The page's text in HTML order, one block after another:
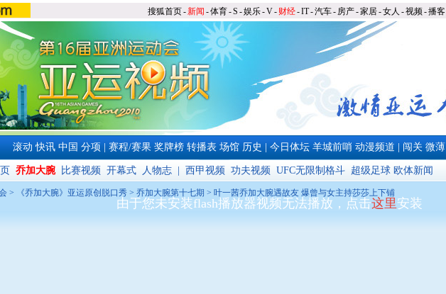
搜狐首页-新闻 -体育-S -娱乐-V- 财经-IT-汽车- 房产-家居-女人 -视频-播客
滚动 快讯 中国 分项 赛程/赛果 奖牌榜 转播表 场馆 历史 今日体坛 羊城前哨 动漫频道 闯关 微薄
乔加大腕 比赛视频 开幕式 人物志 西甲视频 功夫视频 UFC无限制格斗 超级足球 欧体新闻
> 《乔加大腕》亚运原创脱口秀 > 乔加大腕第十七期 > 叶一茜乔加大腕遇故友 爆曾与女主持莎莎上下铺
由于您未安装flash播放器视频无法播放，点击这里安装